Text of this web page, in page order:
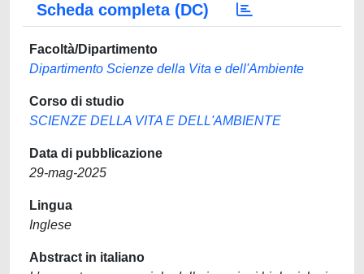
Scheda completa (DC)
Facoltà/Dipartimento
Dipartimento Scienze della Vita e dell'Ambiente
Corso di studio
SCIENZE DELLA VITA E DELL'AMBIENTE
Data di pubblicazione
29-mag-2025
Lingua
Inglese
Abstract in italiano